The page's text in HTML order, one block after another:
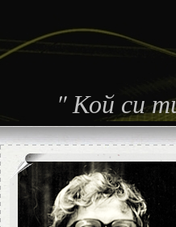
"Кой си